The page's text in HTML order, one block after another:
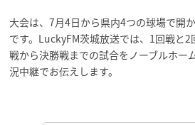
大会は、7月4日から県内4つの球場で開
です。LuckyFM茨城放送では、1回戦と
戦から決勝戦までの試合をノーブルホー
況中継でお伝えします。